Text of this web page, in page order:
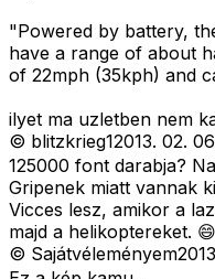
"Powered by battery,
have a range of about
of 22mph (35kph) and
ilyet ma uzletben nem
© blitzkrieg12013. 02.
125000 font darabja?
Gripenek miatt vannak
Vicces lesz, amikor a
majd a helikoptereket. 😄
© Sajátvéleményem